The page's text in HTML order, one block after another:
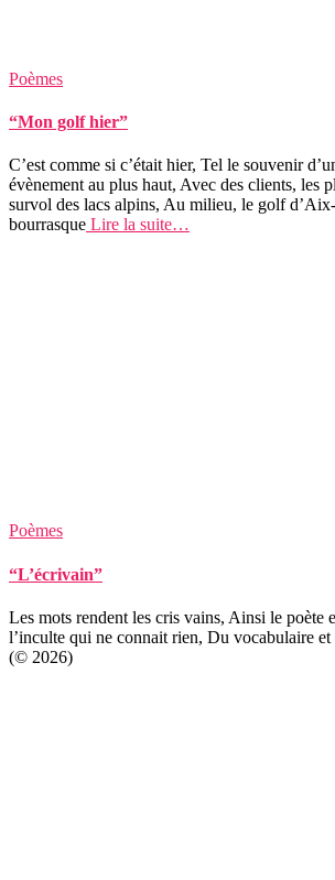
Poèmes
“Mon golf hier”
C’est comme si c’était hier, Tel le souvenir
évènement au plus haut, Avec des clients, les
survol des lacs alpins, Au milieu, le golf
bourrasque Lire la suite…
Poèmes
“L’écrivain”
Les mots rendent les cris vains, Ainsi le poète
l’inculte qui ne connait rien, Du vocabulaire
(© 2026)